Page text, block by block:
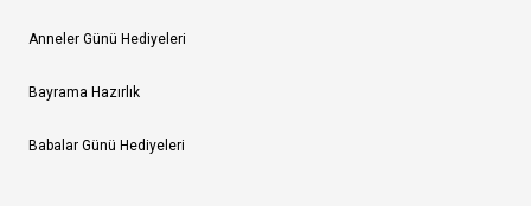
Anneler Günü Hediyeleri
Bayrama Hazırlık
Babalar Günü Hediyeleri